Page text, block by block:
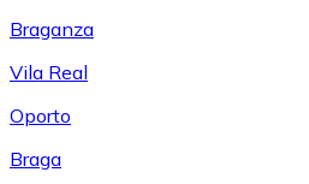
Braganza
Vila Real
Oporto
Braga